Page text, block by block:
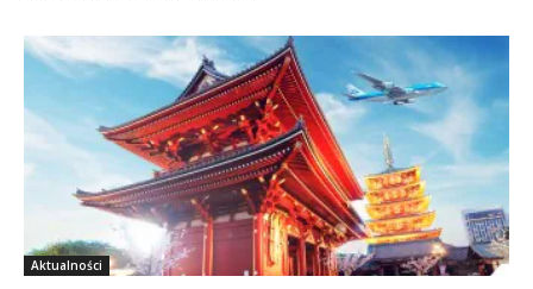
Aktualności